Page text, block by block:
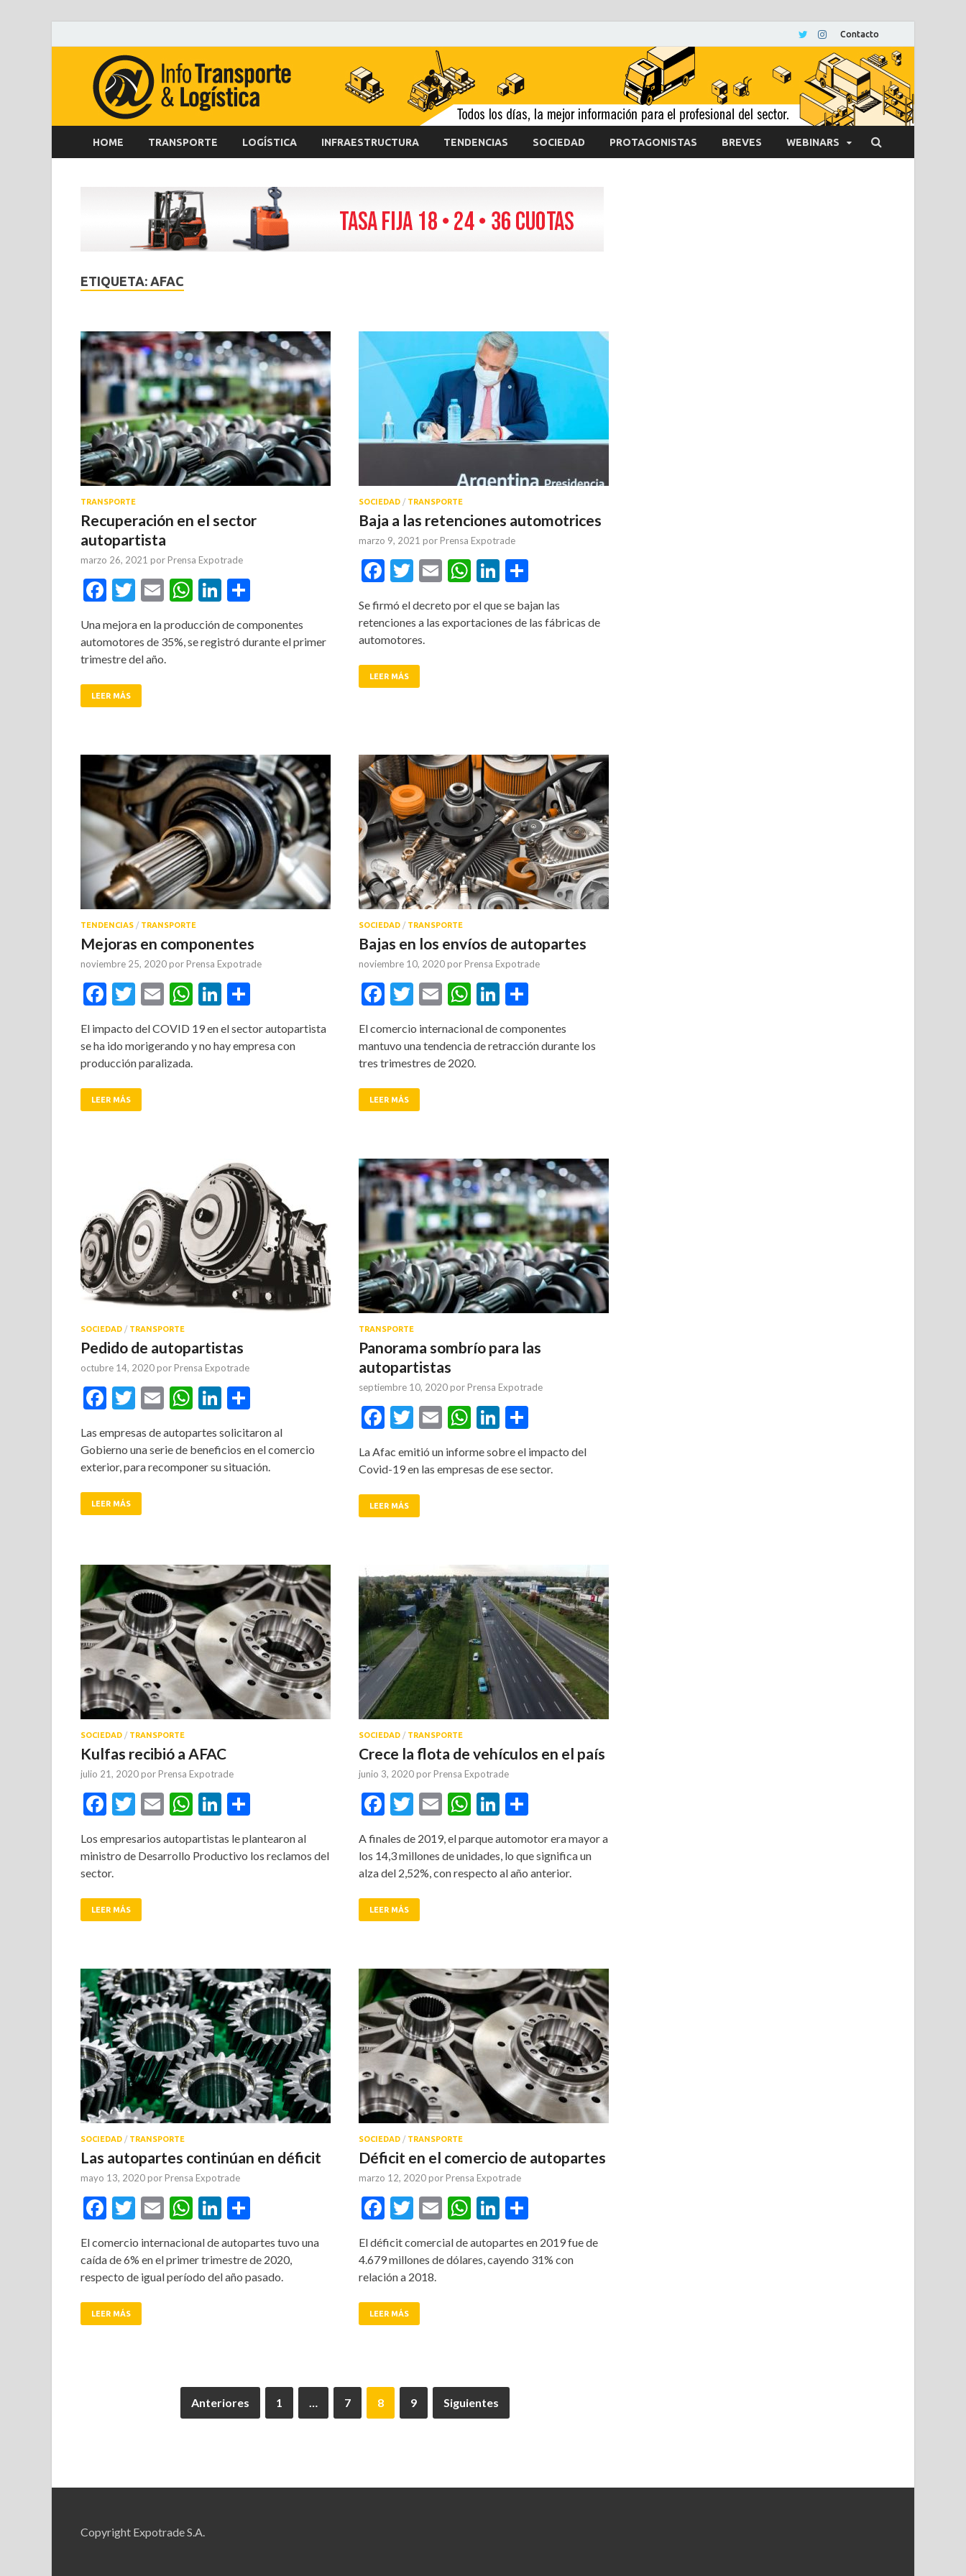
Contacto
HOME TRANSPORTE LOGÍSTICA INFRAESTRUCTURA TENDENCIAS SOCIEDAD PROTAGONISTAS BREVES WEBINARS
ETIQUETA: AFAC
TRANSPORTE
Recuperación en el sector
autopartista
marzo 26, 2021 por Prensa Expotrade
Facebook
Twitter
EmailWhatsApp
LinkedIn
Una mejora en la producción de componentes
automotores de 35%, se registró durante el primer
trimestre del año.
LEER MÁS
SOCIEDAD / TRANSPORTE
Baja a las retenciones automotrices
marzo 9, 2021 por Prensa Expotrade
Facebook
Twitter
EmailWhatsApp
LinkedIn
Se firmó el decreto por el que se bajan las
retenciones a las exportaciones de las fábricas de
automotores.
LEER MÁS
TENDENCIAS / TRANSPORTE
Mejoras en componentes
noviembre 25, 2020 por Prensa Expotrade
Facebook
Twitter
EmailWhatsApp
LinkedIn
El impacto del COVID 19 en el sector autopartista
se ha ido morigerando y no hay empresa con
producción paralizada.
LEER MÁS
SOCIEDAD / TRANSPORTE
Bajas en los envíos de autopartes
noviembre 10, 2020 por Prensa Expotrade
Facebook
Twitter
EmailWhatsApp
LinkedIn
El comercio internacional de componentes
mantuvo una tendencia de retracción durante los
tres trimestres de 2020.
LEER MÁS
SOCIEDAD / TRANSPORTE
Pedido de autopartistas
octubre 14, 2020 por Prensa Expotrade
Facebook
Twitter
EmailWhatsApp
LinkedIn
Las empresas de autopartes solicitaron al
Gobierno una serie de beneficios en el comercio
exterior, para recomponer su situación.
LEER MÁS
TRANSPORTE
Panorama sombrío para las
autopartistas
septiembre 10, 2020 por Prensa Expotrade
Facebook
Twitter
EmailWhatsApp
LinkedIn
La Afac emitió un informe sobre el impacto del
Covid-19 en las empresas de ese sector.
LEER MÁS
SOCIEDAD / TRANSPORTE
Kulfas recibió a AFAC
julio 21, 2020 por Prensa Expotrade
Facebook
Twitter
EmailWhatsApp
LinkedIn
Los empresarios autopartistas le plantearon al
ministro de Desarrollo Productivo los reclamos del
sector.
LEER MÁS
SOCIEDAD / TRANSPORTE
Crece la flota de vehículos en el país
junio 3, 2020 por Prensa Expotrade
Facebook
Twitter
EmailWhatsApp
LinkedIn
A finales de 2019, el parque automotor era mayor a
los 14,3 millones de unidades, lo que significa un
alza del 2,52%, con respecto al año anterior.
LEER MÁS
SOCIEDAD / TRANSPORTE
Las autopartes continúan en déficit
mayo 13, 2020 por Prensa Expotrade
Facebook
Twitter
EmailWhatsApp
LinkedIn
El comercio internacional de autopartes tuvo una
caída de 6% en el primer trimestre de 2020,
respecto de igual período del año pasado.
LEER MÁS
SOCIEDAD / TRANSPORTE
Déficit en el comercio de autopartes
marzo 12, 2020 por Prensa Expotrade
Facebook
Twitter
EmailWhatsApp
LinkedIn
El déficit comercial de autopartes en 2019 fue de
4.679 millones de dólares, cayendo 31% con
relación a 2018.
LEER MÁS
Anteriores 1 7 8 9 Siguientes
Copyright Expotrade S.A.